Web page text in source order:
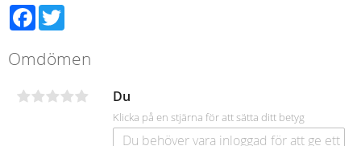
Facebook
Omdömen
Du
Klicka på en stjärna för att sätta ditt betyg